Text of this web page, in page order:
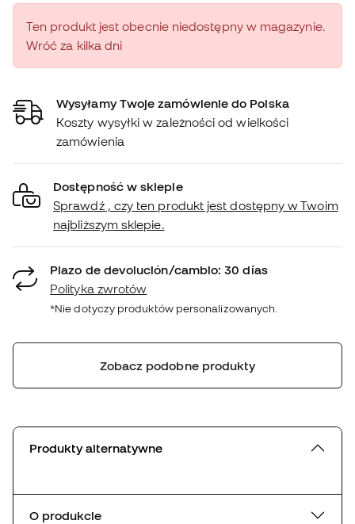
Ten produkt jest obecnie niedostępny w magazynie.
Wróć za kilka dni
Wysyłamy Twoje zamówienie do Polska
Koszty wysyłki w zależności od wielkości
zamówienia
Dostępność w sklepie
Sprawdź , czy ten produkt jest dostępny w Twoim
najbliższym sklepie.
Plazo de devolución/cambio: 30 días
Polityka zwrotów
*Nie dotyczy produktów personalizowanych.
Zobacz podobne produkty
Produkty alternatywne
O produkcie